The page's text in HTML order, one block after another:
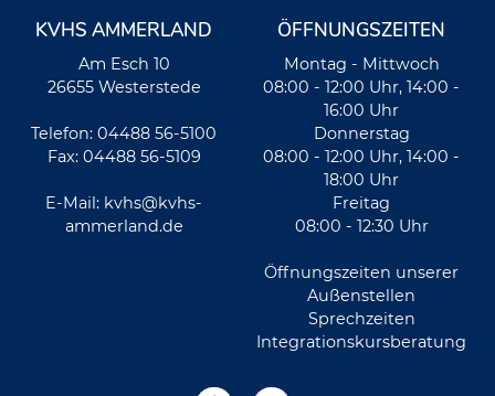
KVHS AMMERLAND
Am Esch 10
26655 Westerstede
Telefon: 04488 56-5100
Fax: 04488 56-5109
E-Mail: kvhs@kvhs-
ammerland.de
ÖFFNUNGSZEITEN
Montag - Mittwoch
08:00 - 12:00 Uhr, 14:00 -
16:00 Uhr
Donnerstag
08:00 - 12:00 Uhr, 14:00 -
18:00 Uhr
Freitag
08:00 - 12:30 Uhr
Öffnungszeiten unserer
Außenstellen
Sprechzeiten
Integrationskursberatung